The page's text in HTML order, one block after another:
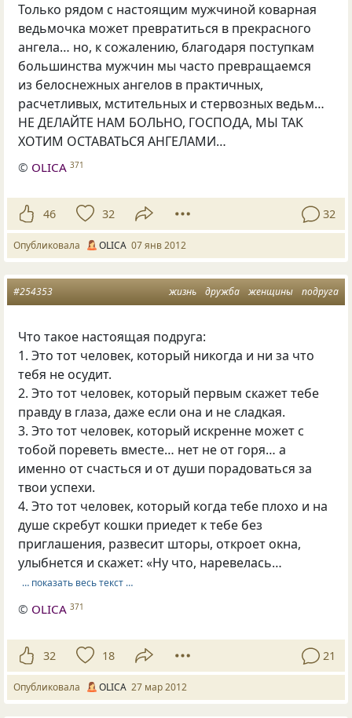
Только рядом с настоящим мужчиной коварная
ведьмочка может превратиться в прекрасного
ангела… но, к сожалению, благодаря поступкам
большинства мужчин мы часто превращаемся
из белоснежных ангелов в практичных,
расчетливых, мстительных и стервозных ведьм…
НЕ ДЕЛАЙТЕ НАМ БОЛЬНО, ГОСПОДА, МЫ ТАК
ХОТИМ ОСТАВАТЬСЯ АНГЕЛАМИ…
© OLICA 371
46 32 32
Опубликовала OLICA 07 янв 2012
жизнь дружба женщины подруга
#254353
Что такое настоящая подруга:
1. Это тот человек, который никогда и ни за что
тебя не осудит.
2. Это тот человек, который первым скажет тебе
правду в глаза, даже если она и не сладкая.
3. Это тот человек, который искренне может с
тобой пореветь вместе… нет не от горя… а
именно от счасться и от души порадоваться за
твои успехи.
4. Это тот человек, который когда тебе плохо и на
душе скребут кошки приедет к тебе без
приглашения, развесит шторы, откроет окна,
улыбнется и скажет: «Ну что, наревелась…
… показать весь текст …
© OLICA 371
32 18 21
Опубликовала OLICA 27 мар 2012